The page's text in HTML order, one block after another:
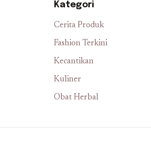
Kategori
Cerita Produk
Fashion Terkini
Kecantikan
Kuliner
Obat Herbal